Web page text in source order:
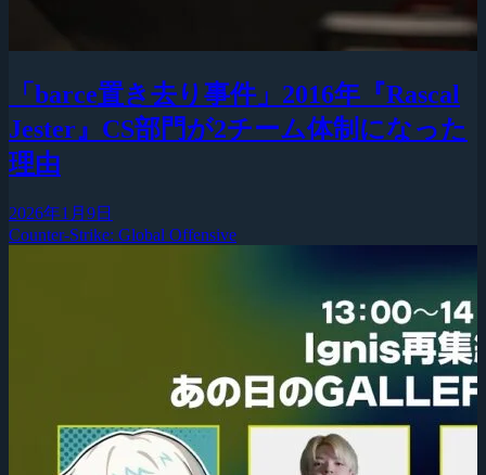
「barce置き去り事件」2016年『Rascal
Jester』CS部門が2チーム体制になった
理由
2026年1月9日
Counter-Strike: Global Offensive